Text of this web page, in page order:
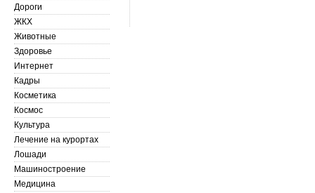
Дороги
ЖКХ
Животные
Здоровье
Интернет
Кадры
Косметика
Космос
Культура
Лечение на курортах
Лошади
Машиностроение
Медицина